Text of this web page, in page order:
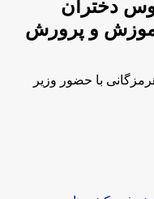
دختران
و پرورش
با حضور وزیر